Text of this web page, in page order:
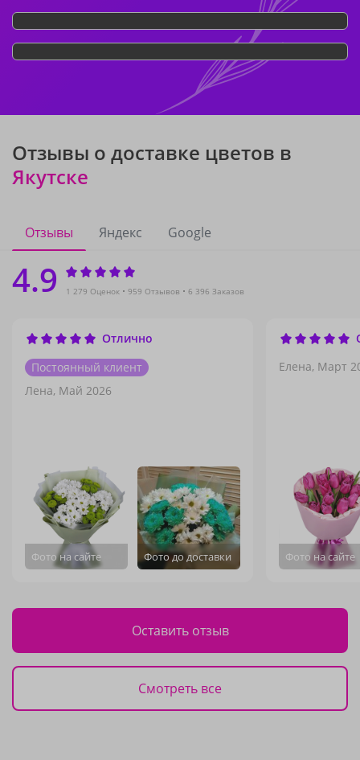
Отзывы о доставке цветов в
Якутске
Отзывы Яндекс Google
4.9 1 279 Оценок 959 Отзывов 6 396 Заказов
Отлично
Постоянный клиент
Лена, Май 2026
Фото на сайте Фото до доставки
Елена, Март
Фото на сайте
Оставить отзыв
Смотреть все